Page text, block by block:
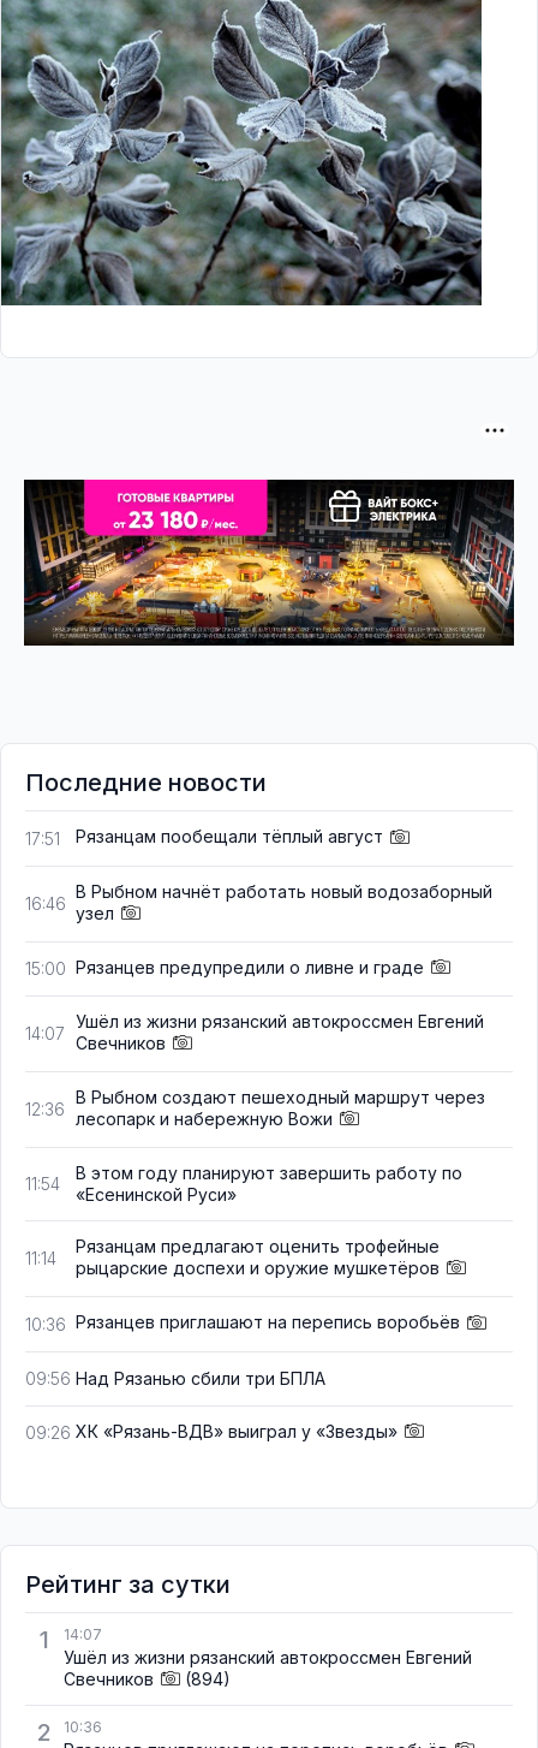
Последние новости
17:51 Рязанцам пообещали тёплый август
16:46
В Рыбном начнёт работать новый водозаборный
узел
15:00 Рязанцев предупредили о ливне и граде
14:07
Ушёл из жизни рязанский автокроссмен Евгений
Свечников
12:36
В Рыбном создают пешеходный маршрут через
лесопарк и набережную Вожи
11:54
В этом году планируют завершить работу по
«Есенинской Руси»
11:14
Рязанцам предлагают оценить трофейные
рыцарские доспехи и оружие мушкетёров
10:36 Рязанцев приглашают на перепись воробьёв
09:56 Над Рязанью сбили три БПЛА
09:26 ХК «Рязань-ВДВ» выиграл у «Звезды»
Рейтинг за сутки
1
14:07
Ушёл из жизни рязанский автокроссмен Евгений
Свечников
(894)
2 10:36